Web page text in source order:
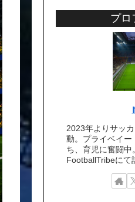
プロ
2023年よりサッ
動。プライベイ
ち、育児に奮闘
FootballTribeにて